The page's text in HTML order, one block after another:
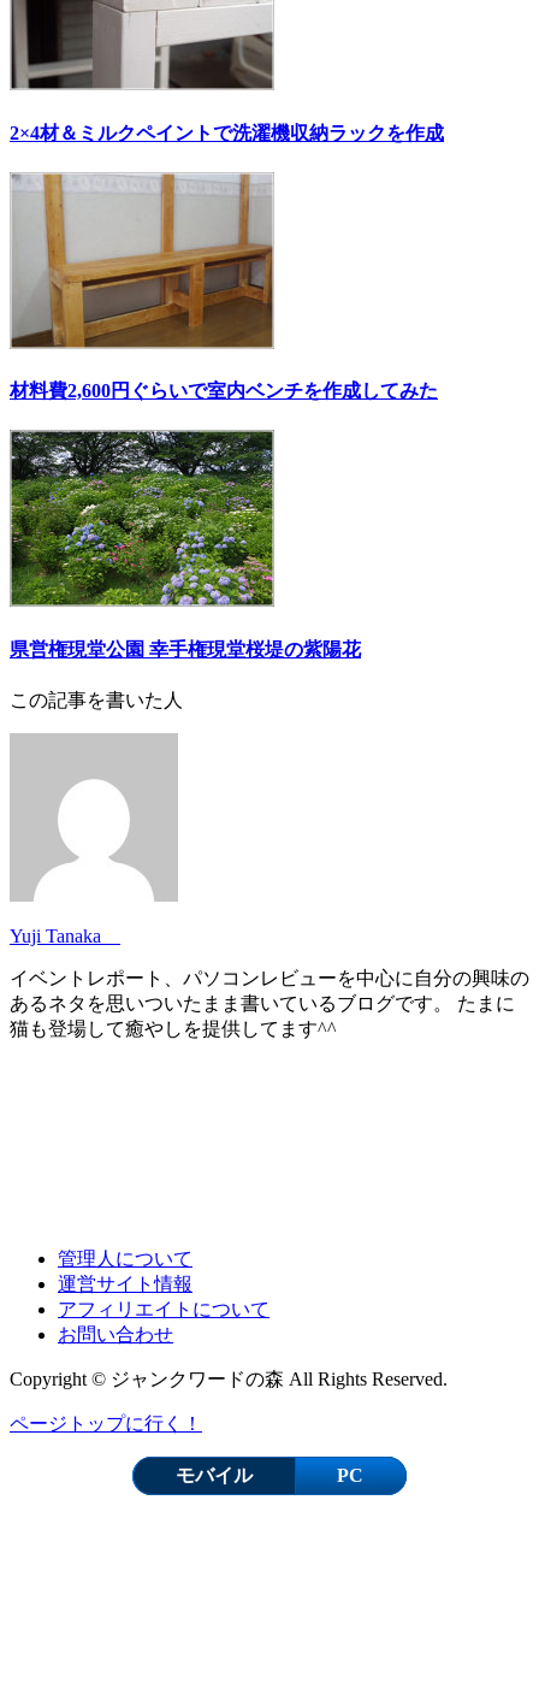
2×4材＆ミルクペイントで洗濯機収納ラックを作成
材料費2,600円ぐらいで室内ベンチを作成してみた
県営権現堂公園 幸手権現堂桜堤の紫陽花
この記事を書いた人
Yuji Tanaka
イベントレポート、パソコンレビューを中心に自分の興味の
あるネタを思いついたまま書いているブログです。 たまに
猫も登場して癒やしを提供してます^^
管理人について
運営サイト情報
アフィリエイトについて
お問い合わせ
Copyright © ジャンクワードの森 All Rights Reserved.
ページトップに行く！
モバイル PC